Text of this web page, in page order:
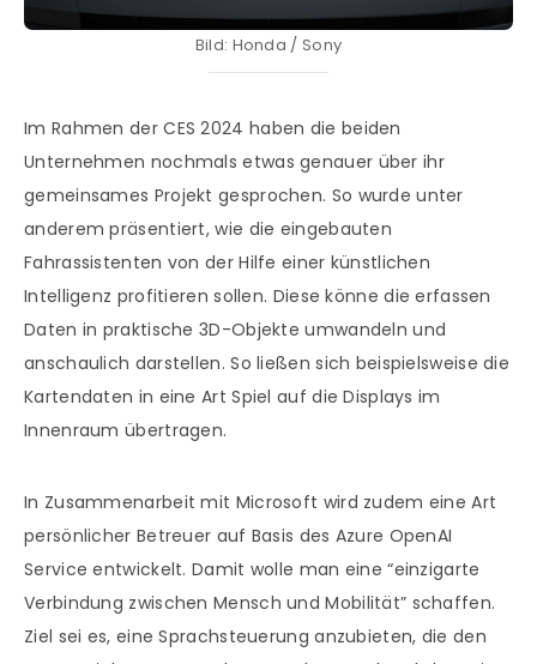
Bild: Honda / Sony
Im Rahmen der CES 2024 haben die beiden
Unternehmen nochmals etwas genauer über ihr
gemeinsames Projekt gesprochen. So wurde unter
anderem präsentiert, wie die eingebauten
Fahrassistenten von der Hilfe einer künstlichen
Intelligenz profitieren sollen. Diese könne die erfassen
Daten in praktische 3D-Objekte umwandeln und
anschaulich darstellen. So ließen sich beispielsweise die
Kartendaten in eine Art Spiel auf die Displays im
Innenraum übertragen.
In Zusammenarbeit mit Microsoft wird zudem eine Art
persönlicher Betreuer auf Basis des Azure OpenAI
Service entwickelt. Damit wolle man eine “einzigarte
Verbindung zwischen Mensch und Mobilität” schaffen.
Ziel sei es, eine Sprachsteuerung anzubieten, die den